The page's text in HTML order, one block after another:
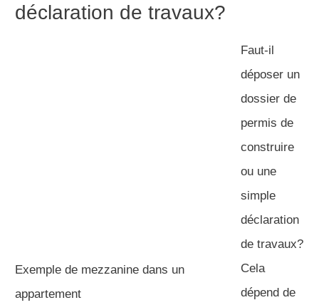
déclaration de travaux?
Exemple de mezzanine dans un
appartement
Faut-il
déposer un
dossier de
permis de
construire
ou une
simple
déclaration
de travaux?
Cela
dépend de